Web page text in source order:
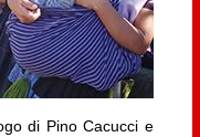
di Pino Cacucci e